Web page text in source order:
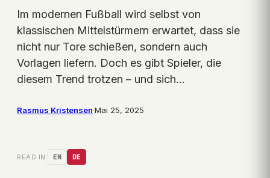
Im modernen Fußball wird selbst von
klassischen Mittelstürmern erwartet, dass sie
nicht nur Tore schießen, sondern auch
Vorlagen liefern. Doch es gibt Spieler, die
diesem Trend trotzen – und sich…
Rasmus Kristensen·Mai 25, 2025
READ IN: EN DE